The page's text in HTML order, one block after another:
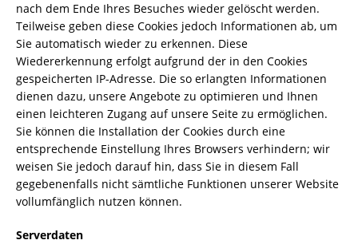
nach dem Ende Ihres Besuches wieder gelöscht werden.
Teilweise geben diese Cookies jedoch Informationen ab, um
Sie automatisch wieder zu erkennen. Diese
Wiedererkennung erfolgt aufgrund der in den Cookies
gespeicherten IP-Adresse. Die so erlangten Informationen
dienen dazu, unsere Angebote zu optimieren und Ihnen
einen leichteren Zugang auf unsere Seite zu ermöglichen.
Sie können die Installation der Cookies durch eine
entsprechende Einstellung Ihres Browsers verhindern; wir
weisen Sie jedoch darauf hin, dass Sie in diesem Fall
gegebenenfalls nicht sämtliche Funktionen unserer Website
vollumfänglich nutzen können.
Serverdaten